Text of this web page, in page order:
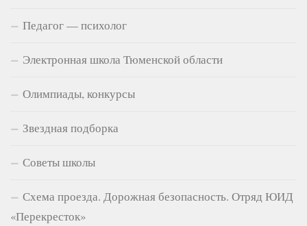
Педагог — психолог
Электронная школа Тюменской области
Олимпиады, конкурсы
Звездная подборка
Советы школы
Схема проезда. Дорожная безопасность. Отряд ЮИД
«Перекресток»